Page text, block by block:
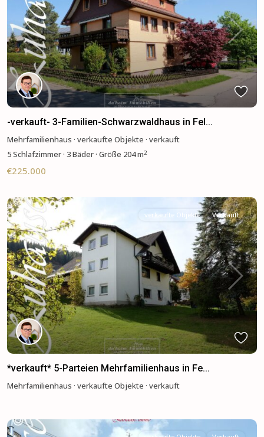
Previous Next
-verkauft- 3-Familien-Schwarzwaldhaus in Fel...
Mehrfamilienhaus · verkaufte Objekte · verkauft
5Schlafzimmer· 3 Bäder· Größe 204 m2
€225.000
Previous Next
verkaufte Objekte Verkauft
*verkauft* 5-Parteien Mehrfamilienhaus in Fe...
Mehrfamilienhaus · verkaufte Objekte · verkauft